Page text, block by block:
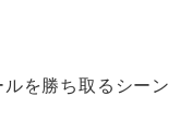
を勝ち取るシーン